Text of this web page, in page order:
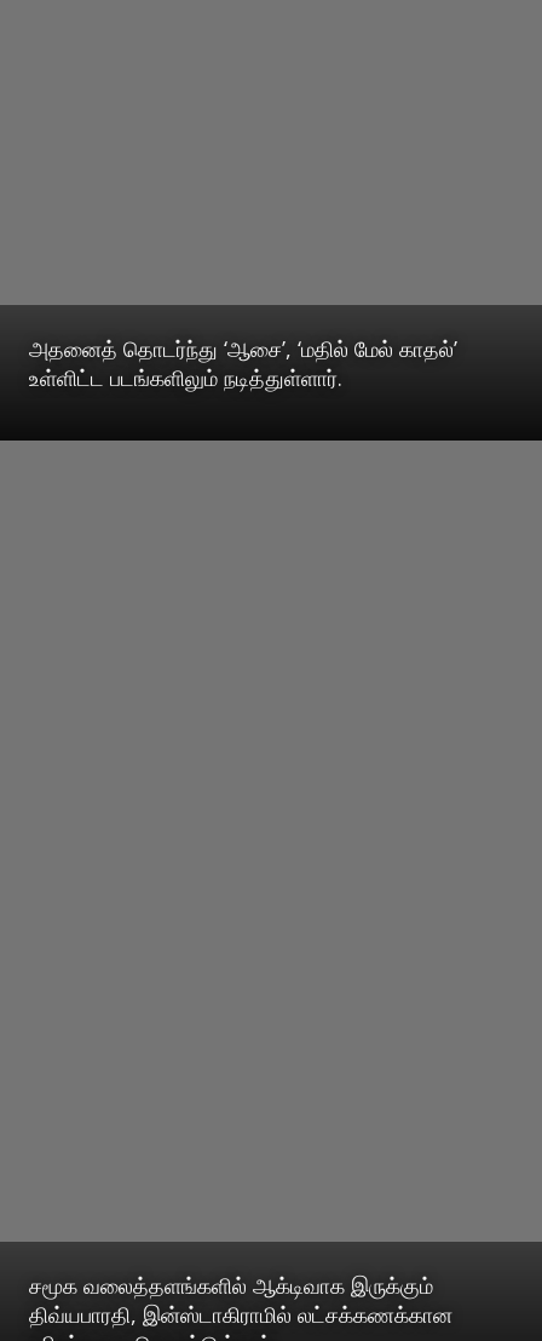
அதனைத் தொடர்ந்து ‘ஆசை’, ‘மதில் மேல் காதல்’
உள்ளிட்ட படங்களிலும் நடித்துள்ளார்.
சமூக வலைத்தளங்களில் ஆக்டிவாக இருக்கும்
திவ்யபாரதி, இன்ஸ்டாகிராமில் லட்சக்கணக்கான